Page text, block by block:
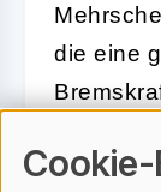
die eine
sowohl